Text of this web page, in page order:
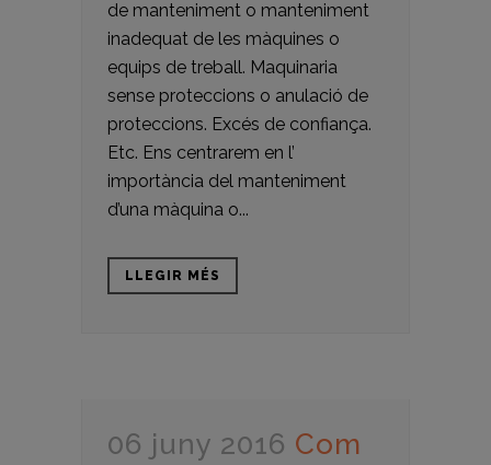
de manteniment o manteniment
inadequat de les màquines o
equips de treball. Maquinaria
sense proteccions o anulació de
proteccions. Excés de confiança.
Etc. Ens centrarem en l’
importància del manteniment
d’una màquina o...
LLEGIR MÉS
06 juny 2016 Com